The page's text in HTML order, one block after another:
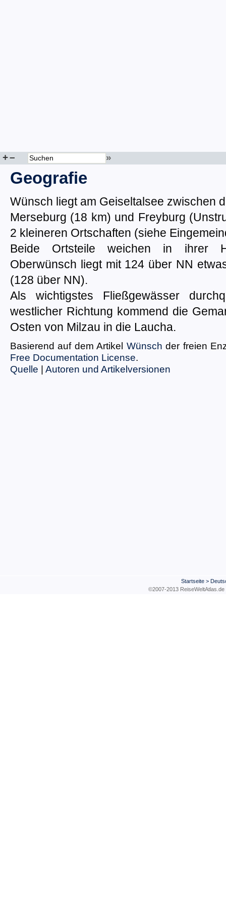
+– »
Geografie
Wünsch liegt am Geiseltalsee zwischen
Merseburg (18 km) und Freyburg
2 kleineren Ortschaften (siehe
Beide Ortsteile weichen in ihrer
Oberwünsch liegt mit 124 über NN
(128 über NN).
Als wichtigstes Fließgewässer
westlicher Richtung kommend die
Osten von Milzau in die Laucha.
Basierend auf dem Artikel Wünsch der freien
Free Documentation License.
Quelle | Autoren und Artikelversionen
Startseite>
©2007-2013